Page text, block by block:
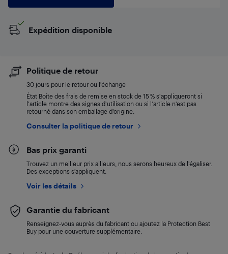
Expédition disponible
Politique de retour
30 jours pour le retour ou l’échange
État Boîte des frais de remise en stock de 15 % s'appliqueront si
l'article montre des signes d'utilisation ou si l'article n'est pas
retourné dans son emballage d'origine.
Consulter la politique de retour
Bas prix garanti
Trouvez un meilleur prix ailleurs, nous serons heureux de l’égaliser.
Des exceptions s’appliquent.
Voir les détails
Garantie du fabricant
Renseignez-vous auprès du fabricant ou ajoutez la Protection Best
Buy pour une couverture supplémentaire.